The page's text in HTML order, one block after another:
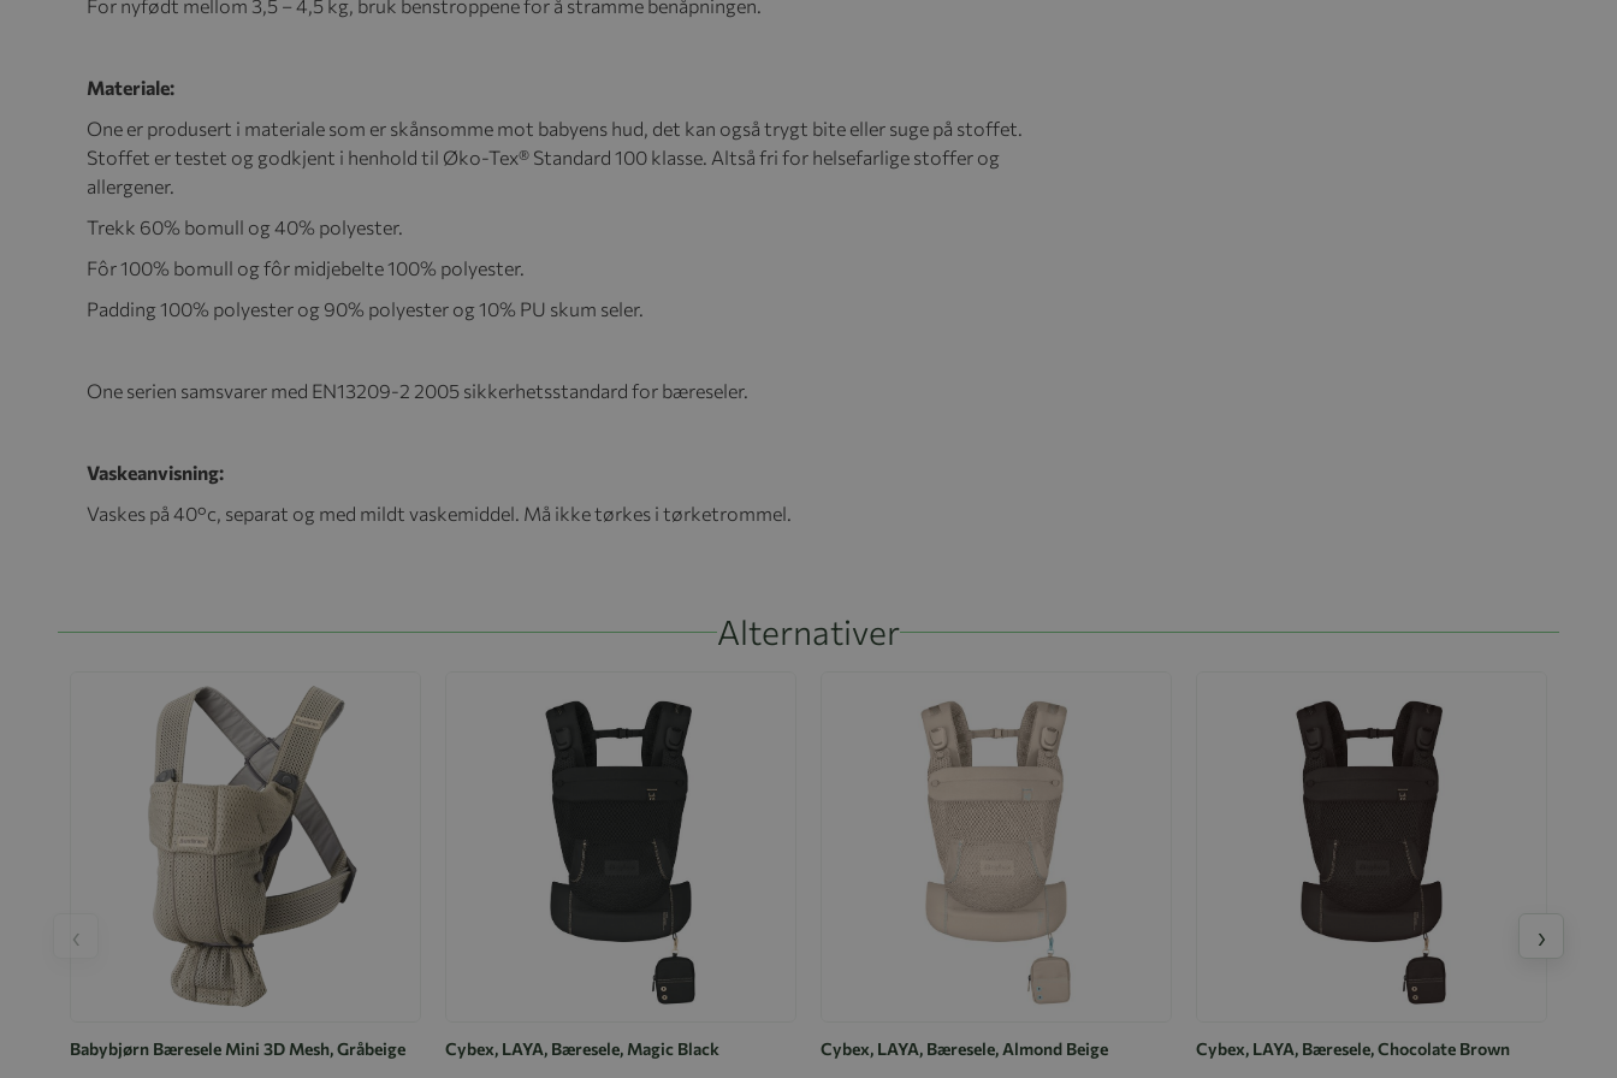
For nyfødt mellom 3,5 – 4,5 kg, bruk benstroppene for å stramme benåpningen.
Materiale:
One er produsert i materiale som er skånsomme mot babyens hud, det kan også trygt bite eller suge på stoffet.
Stoffet er testet og godkjent i henhold til Øko-Tex® Standard 100 klasse. Altså fri for helsefarlige stoffer og
allergener.
Trekk 60% bomull og 40% polyester.
Fôr 100% bomull og fôr midjebelte 100% polyester.
Padding 100% polyester og 90% polyester og 10% PU skum seler.
One serien samsvarer med EN13209-2 2005 sikkerhetsstandard for bæreseler.
Vaskeanvisning:
Vaskes på 40°c, separat og med mildt vaskemiddel. Må ikke tørkes i tørketrommel.
Alternativer
Babybjørn Bæresele Mini 3D Mesh, Gråbeige Cybex, LAYA, Bæresele, Magic Black Cybex, LAYA, Bæresele, Almond Beige Cybex, LAYA, Bæresele, Chocolate Brown
‹ ›